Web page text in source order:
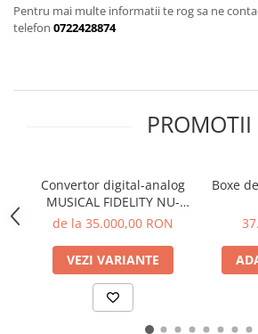
Filtre audio
Amplificatoare integrate
Preamplificatoare
Preamplificatoare Phono
RESIGILATE
Sisteme de rutare
Pentru mai multe informatii te rog sa ne
telefon 0722428874
PROMOTII
Convertor digital-analog
MUSICAL FIDELITY NU-
VISTA DAC
de la 35.000,00 RON
VEZI VARIANTE
Boxe